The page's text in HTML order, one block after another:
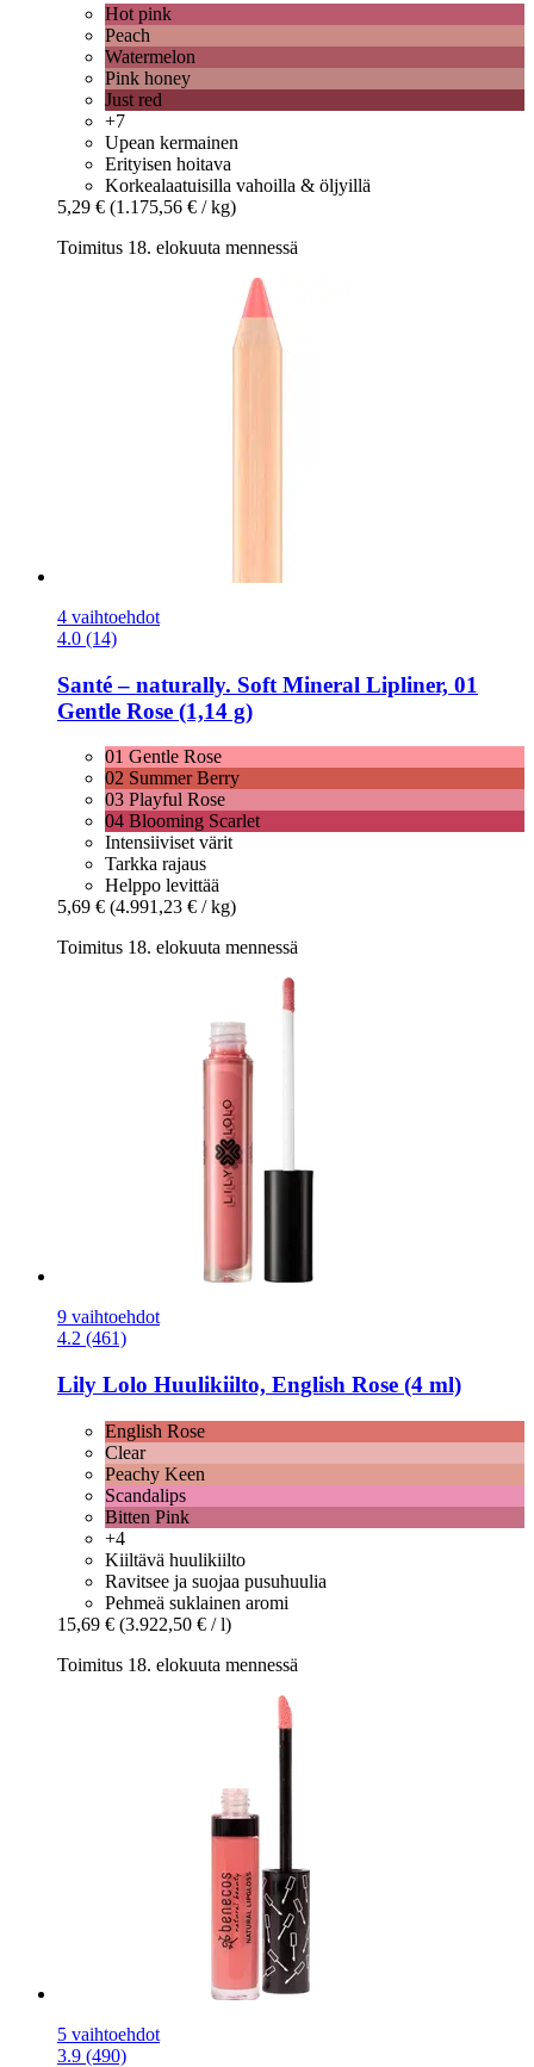
Hot pink
Peach
Watermelon
Pink honey
Just red
+7
Upean kermainen
Erityisen hoitava
Korkealaatuisilla vahoilla & öljyillä
5,29 € (1.175,56 € / kg)
Toimitus 18. elokuuta mennessä
4 vaihtoehdot
4.0 (14)
Santé – naturally. Soft Mineral Lipliner, 01
Gentle Rose (1,14 g)
01 Gentle Rose
02 Summer Berry
03 Playful Rose
04 Blooming Scarlet
Intensiiviset värit
Tarkka rajaus
Helppo levittää
5,69 € (4.991,23 € / kg)
Toimitus 18. elokuuta mennessä
9 vaihtoehdot
4.2 (461)
Lily Lolo Huulikiilto, English Rose (4 ml)
English Rose
Clear
Peachy Keen
Scandalips
Bitten Pink
+4
Kiiltävä huulikiilto
Ravitsee ja suojaa pusuhuulia
Pehmeä suklainen aromi
15,69 € (3.922,50 € / l)
Toimitus 18. elokuuta mennessä
5 vaihtoehdot
3.9 (490)